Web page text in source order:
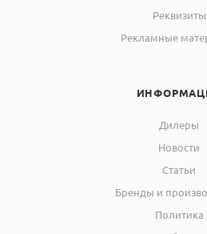
Реквизиты
Рекламные
Дилеры
Новости
Статьи
Бренды и
Политика